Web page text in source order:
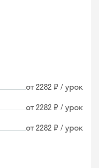
от 2282 ₽ / урок
от 2282 ₽ / урок
от 2282 ₽ / урок